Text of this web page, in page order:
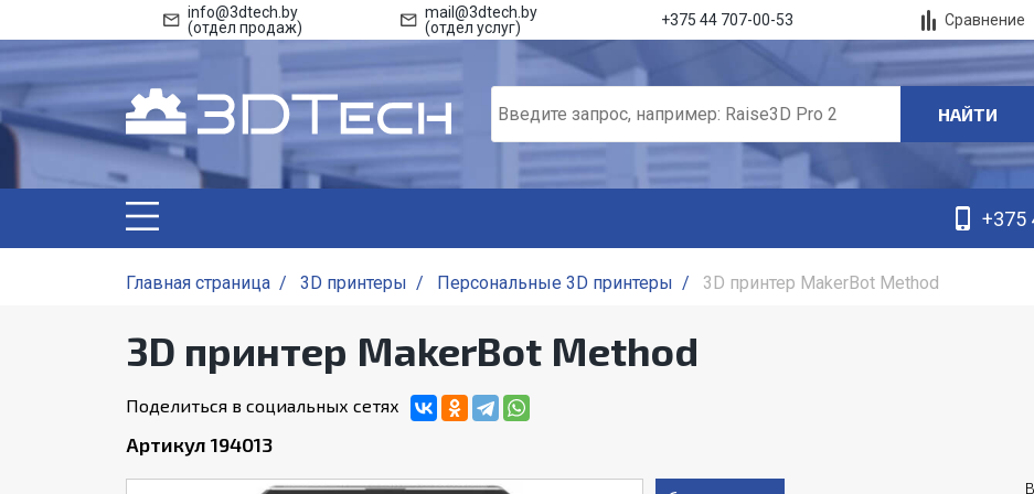
info@3dtech.by
(отдел продаж)
mail@3dtech.by
(отдел услуг)
+375 44 707-00-53 Сравнение
НАЙТИ
+375
Главная страница / 3D принтеры / Персональные 3D принтеры / 3D принтер MakerBot Method
3D принтер MakerBot Method
Поделиться в социальных сетях
Артикул 194013